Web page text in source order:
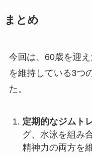
まとめ
今回は、60歳を迎
を維持している3つ
た。
定期的なジムト
グ、水泳を組み
精神力の両方を